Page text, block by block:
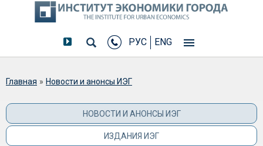
РУС ENG
Вы здесь
Главная » Новости и анонсы ИЭГ
НОВОСТИ И АНОНСЫ ИЭГ
ИЗДАНИЯ ИЭГ